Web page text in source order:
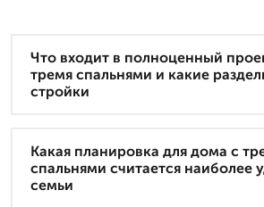
Что входит в полноценный
тремя спальнями и какие
стройки
Какая планировка для дома с
спальнями считается наиболее
семьи